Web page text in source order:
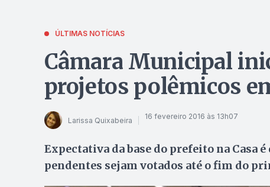
ÚLTIMAS NOTÍCIAS
Câmara Municipal
projetos polêmicos
Larissa Quixabeira 16 fevereiro 2016 às 13h07
Expectativa da base do prefeito na Casa
pendentes sejam votados até o fim do